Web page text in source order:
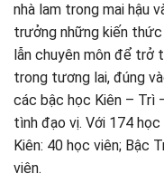
nhà lam trong mai hậu
trưởng những kiến
lẫn chuyên môn để trở
trong tương lai, đúng
các bậc học Kiên – Trì
tình đạo vị. Với 174
Kiên: 40 học viên; Bậc
viên.